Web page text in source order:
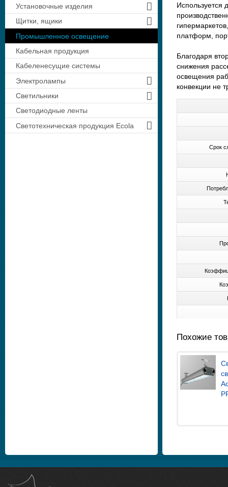
Используется
платформ,
Благодаря
снижения
освещения
конвекции не
Срок
Похожие
Установочные изделия
Щитки, ящики
Промышленное освещение
Кабельная продукция
Кабеленесущие системы
Электролампы
Светильники
Светодиодные ленты
Светотехническая продукция Ecola